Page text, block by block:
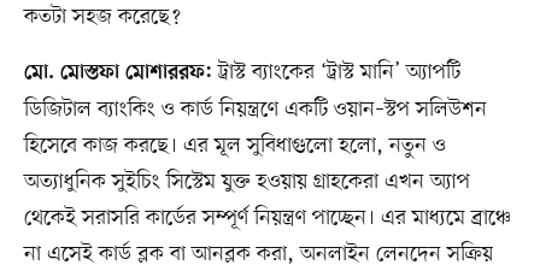
কতটা সহজ করেছে?
মো. মোস্তফা মোশাররফ: ট্রাস্ট ব্যাংকের ‘ট্রাস্ট মানি’ অ্যাপটি
ডিজিটাল ব্যাংকিং ও কার্ড নিয়ন্ত্রণে একটি ওয়ান–স্টপ সলিউশন
হিসেবে কাজ করছে। এর মূল সুবিধাগুলো হলো, নতুন ও
অত্যাধুনিক সুইচিং সিস্টেম যুক্ত হওয়ায় গ্রাহকেরা এখন অ্যাপ
থেকেই সরাসরি কার্ডের সম্পূর্ণ নিয়ন্ত্রণ পাচ্ছেন। এর মাধ্যমে ব্রাঞ্চে
না এসেই কার্ড ব্লক বা আনব্লক করা, অনলাইন লেনদেন সক্রিয়